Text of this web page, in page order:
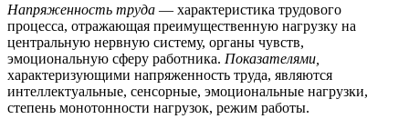
Напряженность труда — характеристика трудового
процесса, отражающая преимущественную нагрузку на
центральную нервную систему, органы чувств,
эмоциональную сферу работника. Показателями,
характеризующими напряженность труда, являются
интеллектуальные, сенсорные, эмоциональные нагрузки,
степень монотонности нагрузок, режим работы.